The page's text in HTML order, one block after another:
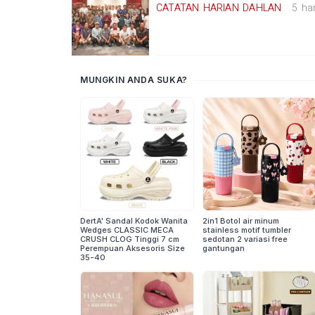
CATATAN HARIAN DAHLAN 5